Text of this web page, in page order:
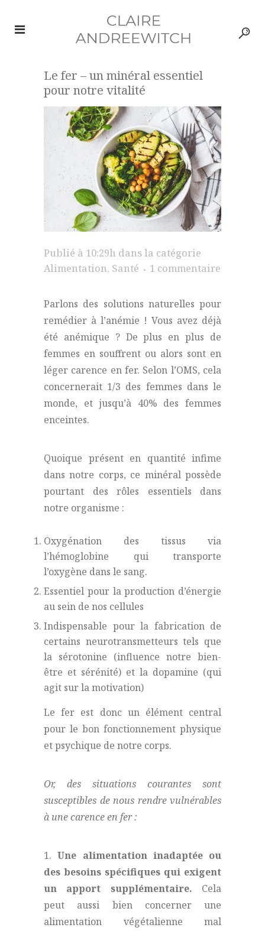
Le fer – un minéral essentiel
pour notre vitalité
Publié à 10:29h dans la catégorie
Alimentation, Santé 1 commentaire
Parlons des solutions naturelles pour
remédier à l’anémie ! Vous avez déjà
été anémique ? De plus en plus de
femmes en souffrent ou alors sont en
léger carence en fer. Selon l’OMS, cela
concernerait 1/3 des femmes dans le
monde, et jusqu’à 40% des femmes
enceintes.
Quoique présent en quantité infime
dans notre corps, ce minéral possède
pourtant des rôles essentiels dans
notre organisme :
Oxygénation des tissus via
l’hémoglobine qui transporte
l’oxygène dans le sang.
Essentiel pour la production d’énergie
au sein de nos cellules
Indispensable pour la fabrication de
certains neurotransmetteurs tels que
la sérotonine (influence notre bien-
être et sérénité) et la dopamine (qui
agit sur la motivation)
Le fer est donc un élément central
pour le bon fonctionnement physique
et psychique de notre corps.
Or, des situations courantes sont
susceptibles de nous rendre vulnérables
à une carence en fer :
1.Une alimentation inadaptée ou
des besoins spécifiques qui exigent
un apport supplémentaire. Cela
peut aussi bien concerner une
alimentation végétalienne mal